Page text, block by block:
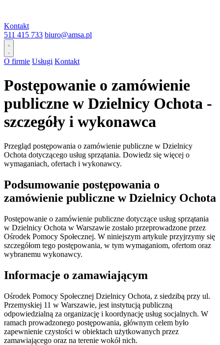
Kontakt
511 415 733 biuro@amsa.pl
O firmie Usługi Kontakt
Postępowanie o zamówienie
publiczne w Dzielnicy Ochota -
szczegóły i wykonawca
Przegląd postępowania o zamówienie publiczne w Dzielnicy
Ochota dotyczącego usług sprzątania. Dowiedz się więcej o
wymaganiach, ofertach i wykonawcy.
Podsumowanie postępowania o
zamówienie publiczne w Dzielnicy Ochota
Postępowanie o zamówienie publiczne dotyczące usług sprzątania
w Dzielnicy Ochota w Warszawie zostało przeprowadzone przez
Ośrodek Pomocy Społecznej. W niniejszym artykule przyjrzymy się
szczegółom tego postępowania, w tym wymaganiom, ofertom oraz
wybranemu wykonawcy.
Informacje o zamawiającym
Ośrodek Pomocy Społecznej Dzielnicy Ochota, z siedzibą przy ul.
Przemyskiej 11 w Warszawie, jest instytucją publiczną
odpowiedzialną za organizację i koordynację usług socjalnych. W
ramach prowadzonego postępowania, głównym celem było
zapewnienie czystości w obiektach użytkowanych przez
zamawiającego oraz na terenie wokół nich.